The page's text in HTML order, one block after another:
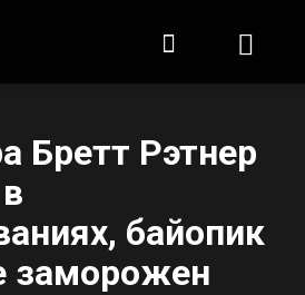
Бретт Рэтнер
байопик
заморожен